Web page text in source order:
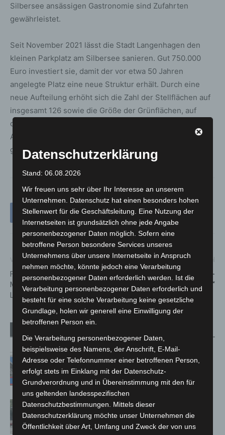
Silbersee ansässigen Gastronomie sind Zufahrten
gewährleistet.
Seit November 2021 lässt die Stadt Langenhagen den
kleinen Parkplatz am Silbersee sanieren. Gut 750.000
Euro investiert sie, damit der vor etwa 50 Jahren
angelegte Platz eine neue Struktur erhält. Durch eine
neue Aufteilung erhöht sich die Zahl der Stellflächen auf
insgesamt 126 sowie die Größe der Grünflächen, auf
denen künftig das Regenwasser versickern kann.
Außerdem werden auf dem gut 5.250 Quadratmeter
großen Areal 41 neue Bäume angepflanzt.
Vorheriger Artikel
Frühjahrskonzert der
Musikschule live im Kulturzelt
Langenhagen
Nächster Artikel
Gesucht sind „Lieblings-
Orte in der Alten Mitte“
Mann läuft mit Hockeyschläger über
A7 – Polizei sucht Zeugen
Gasleitung bei McDonald’s-Umbau in
Langenhagen beschädigt
Datenschutzerklärung
Stand: 06.08.2026
Wir freuen uns sehr über Ihr Interesse an unserem
Unternehmen. Datenschutz hat einen besonders hohen
Stellenwert für die Geschäftsleitung. Eine Nutzung der
Internetseiten ist grundsätzlich ohne jede Angabe
personenbezogener Daten möglich. Sofern eine
betroffene Person besondere Services unseres
Unternehmens über unsere Internetseite in Anspruch
nehmen möchte, könnte jedoch eine Verarbeitung
personenbezogener Daten erforderlich werden. Ist die
Verarbeitung personenbezogener Daten erforderlich und
besteht für eine solche Verarbeitung keine gesetzliche
Grundlage, holen wir generell eine Einwilligung der
betroffenen Person ein.
Die Verarbeitung personenbezogener Daten,
beispielsweise des Namens, der Anschrift, E-Mail-
Adresse oder Telefonnummer einer betroffenen Person,
erfolgt stets im Einklang mit der Datenschutz-
Grundverordnung und in Übereinstimmung mit den für
uns geltenden landesspezifischen
Datenschutzbestimmungen. Mittels dieser
Datenschutzerklärung möchte unser Unternehmen die
Öffentlichkeit über Art, Umfang und Zweck der von uns